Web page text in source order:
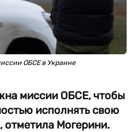
ОБСЕ в Украине
миссии ОБСЕ, чтобы
исполнять свою
отметила Могерини.